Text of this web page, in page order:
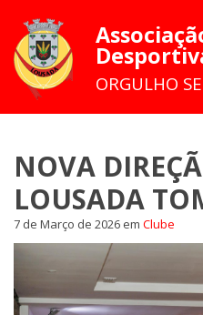
ORGULHO
NOVA
LOUSADA
7 de Março de 2026 em Clube